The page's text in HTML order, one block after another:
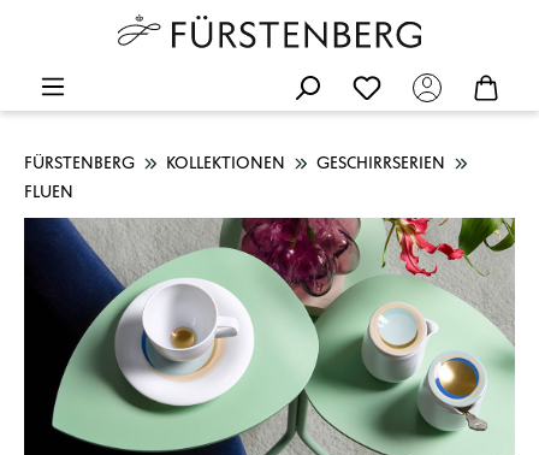
FÜRSTENBERG KOLLEKTIONEN
GESCHIRRSERIEN
FLUEN